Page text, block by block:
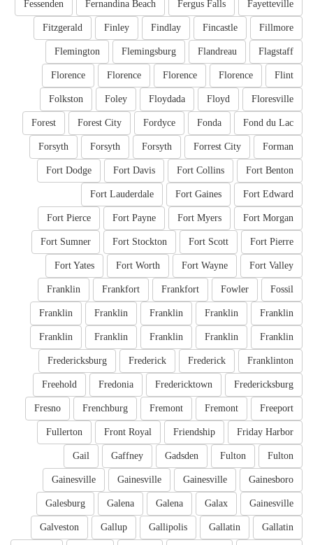
Fayetteville
Fergus Falls
Fernandina Beach
Fessenden
Fillmore
Fincastle
Findlay
Finley
Fitzgerald
Flagstaff
Flandreau
Flemingsburg
Flemington
Flint
Florence
Florence
Florence
Florence
Floresville
Floyd
Floydada
Foley
Folkston
Fond du Lac
Fonda
Fordyce
Forest City
Forest
Forman
Forrest City
Forsyth
Forsyth
Forsyth
Fort Benton
Fort Collins
Fort Davis
Fort Dodge
Fort Edward
Fort Gaines
Fort Lauderdale
Fort Morgan
Fort Myers
Fort Payne
Fort Pierce
Fort Pierre
Fort Scott
Fort Stockton
Fort Sumner
Fort Valley
Fort Wayne
Fort Worth
Fort Yates
Fossil
Fowler
Frankfort
Frankfort
Franklin
Franklin
Franklin
Franklin
Franklin
Franklin
Franklin
Franklin
Franklin
Franklin
Franklin
Franklinton
Frederick
Frederick
Fredericksburg
Fredericksburg
Fredericktown
Fredonia
Freehold
Freeport
Fremont
Fremont
Frenchburg
Fresno
Friday Harbor
Friendship
Front Royal
Fullerton
Fulton
Fulton
Gadsden
Gaffney
Gail
Gainesboro
Gainesville
Gainesville
Gainesville
Gainesville
Galax
Galena
Galena
Galesburg
Gallatin
Gallatin
Gallipolis
Gallup
Galveston